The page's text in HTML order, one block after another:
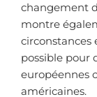
changement
montre
circonstances
possible pour
européennes
américaines.